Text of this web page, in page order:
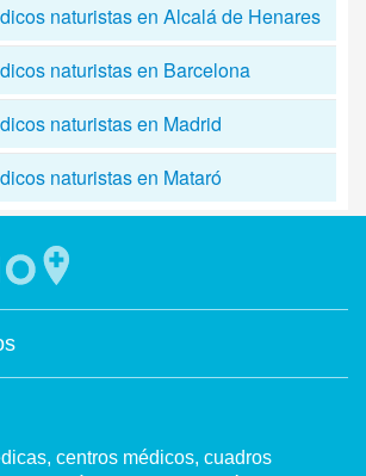
naturistas en Alcalá de Henares
naturistas en Barcelona
naturistas en Madrid
naturistas en Mataró
centros médicos, cuadros